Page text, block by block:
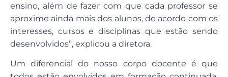
ensino, além de fazer com que cada professor se
aproxime ainda mais dos alunos, de acordo com os
interesses, cursos e disciplinas que estão sendo
desenvolvidos”, explicou a diretora.
Um diferencial do nosso corpo docente é que